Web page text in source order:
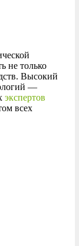
не только
Высокий
—
экспертов
всех